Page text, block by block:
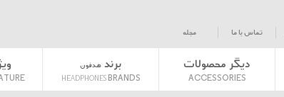
تماس با ما مجله
برند هدفون
HEADPHONES BRANDS
دیگر محصولات
ACCESSORIES
2VP Black